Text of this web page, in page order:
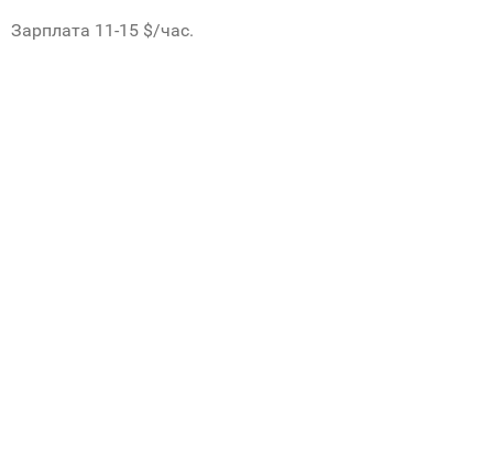
Зарплата 11-15 $/час.